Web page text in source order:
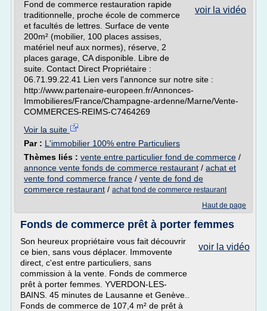
voir la vidéo
Fond de commerce restauration rapide
traditionnelle, proche école de commerce
et facultés de lettres. Surface de vente
200m² (mobilier, 100 places assises,
matériel neuf aux normes), réserve, 2
places garage, CA disponible. Libre de
suite. Contact Direct Propriétaire :
06.71.99.22.41 Lien vers l'annonce sur notre site :
http://www.partenaire-europeen.fr/Annonces-
Immobilieres/France/Champagne-ardenne/Marne/Vente-
COMMERCES-REIMS-C7464269
Voir la suite
Par : L'immobilier 100% entre Particuliers
Thèmes liés : vente entre particulier fond de commerce /
annonce vente fonds de commerce restaurant / achat et
vente fond commerce france / vente de fond de
commerce restaurant / achat fond de commerce restaurant
Haut de page
Fonds de commerce prêt à porter femmes
voir la vidéo
Son heureux propriétaire vous fait découvrir
ce bien, sans vous déplacer. Immovente
direct, c'est entre particuliers, sans
commission à la vente. Fonds de commerce
prêt à porter femmes. YVERDON-LES-
BAINS. 45 minutes de Lausanne et Genève..
Fonds de commerce de 107,4 m² de prêt à